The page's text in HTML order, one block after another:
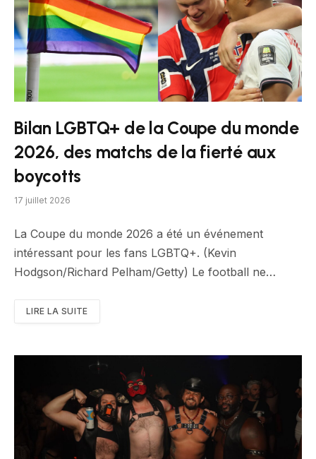
Bilan LGBTQ+ de la Coupe du monde
2026, des matchs de la fierté aux
boycotts
17 juillet 2026
La Coupe du monde 2026 a été un événement
intéressant pour les fans LGBTQ+. (Kevin
Hodgson/Richard Pelham/Getty) Le football ne…
LIRE LA SUITE